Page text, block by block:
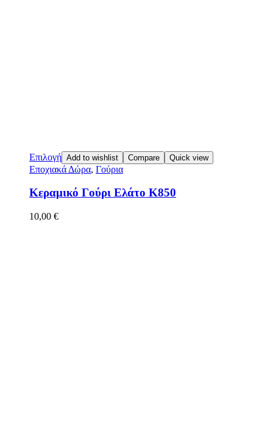
Επιλογή Add to wishlist Compare Quick view
Εποχιακά Δώρα, Γούρια
Κεραμικό Γούρι Ελάτο Κ850
10,00 €